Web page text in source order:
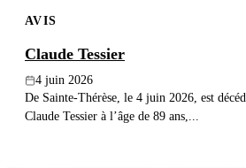
AVIS
Claude Tessier
4 juin 2026
De Sainte-Thérèse, le 4 juin 2026, est
Claude Tessier à l’âge de 89 ans,...